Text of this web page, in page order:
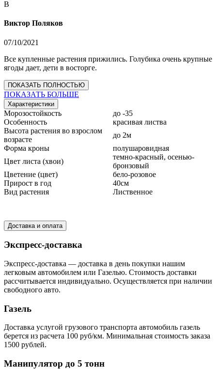
В
Виктор Поляков
07/10/2021
Все купленные растения прижились. Голубика очень крупные
ягоды дает, дети в восторге.
ПОКАЗАТЬ ПОЛНОСТЬЮ
ПОКАЗАТЬ БОЛЬШЕ
Характеристики
Морозостойкость
до -35
Особенность
красивая листва
Высота растения во взрослом
возрасте
до 2м
Форма кроны
полушаровидная
Цвет листа (хвои)
темно-красный, осенью-
бронзовый
Цветение (цвет)
бело-розовое
Прирост в год
40см
Вид растения
Лиственное
Доставка и оплата
Экспресс-доставка
Экспресс-доставка — доставка в день покупки нашим
легковым автомобилем или Газелью. Стоимость доставки
рассчитывается индивидуально. Осуществляется при наличии
свободного авто.
Газель
Доставка услугой грузового транспорта автомобиль газель
берется из расчета 100 руб/км. Минимальная стоимость заказа
1500 рублей.
Манипулятор до 5 тонн